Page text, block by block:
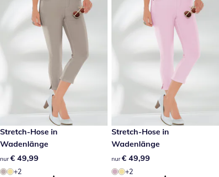
€ 49,99
Stretch-Hose in
Wadenlänge
€ 49,99
nur € 49,99
+2
€ 49,99
Stretch-Hose in
Wadenlänge
€ 49,99
nur € 49,99
+2